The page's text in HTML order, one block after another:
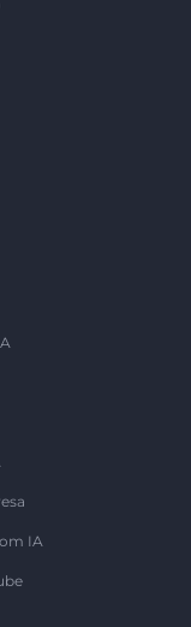
IA